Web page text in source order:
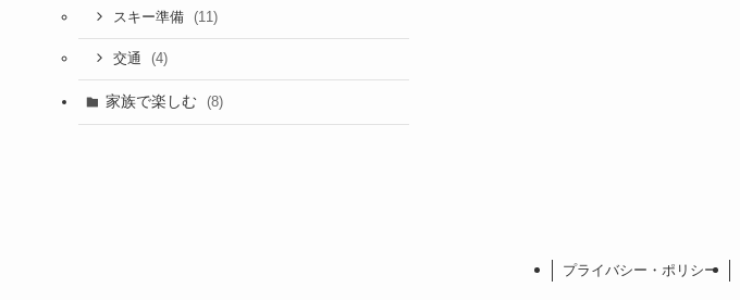
スキー準備 (11)
交通 (4)
家族で楽しむ (8)
プライバシー・ポリシー